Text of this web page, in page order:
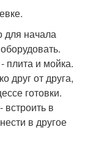
для начала
плита и мойка.
друг от друга,
готовки.
в
в другое